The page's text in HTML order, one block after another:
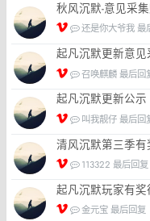
秋风沉默-意见采集
还是你大爷我 最
起凡沉默更新意见
召唤麒麟 最后回
起凡沉默更新公示
叫我靓仔 最后回
清风沉默第三季
113322 最后回复
起凡沉默玩家有奖
金元宝 最后回复